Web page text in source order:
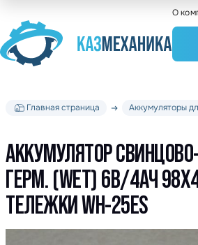
О
Главная страница Аккумуляторы
АККУМУЛЯТОР
ГЕРМ. (WET) 6В/4АЧ
ТЕЛЕЖКИ WH-25ES